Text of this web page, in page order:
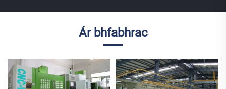
Ár bhfabhrac